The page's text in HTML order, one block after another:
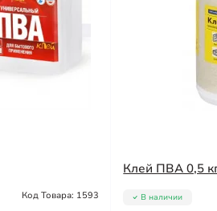
Код Товара: 1593
Клей ПВА 0,5
В наличии